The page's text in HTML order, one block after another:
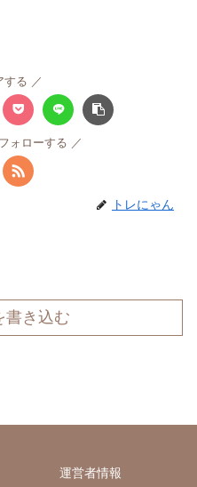
する
ォローする
トレにゃん
書き込む
運営者情報